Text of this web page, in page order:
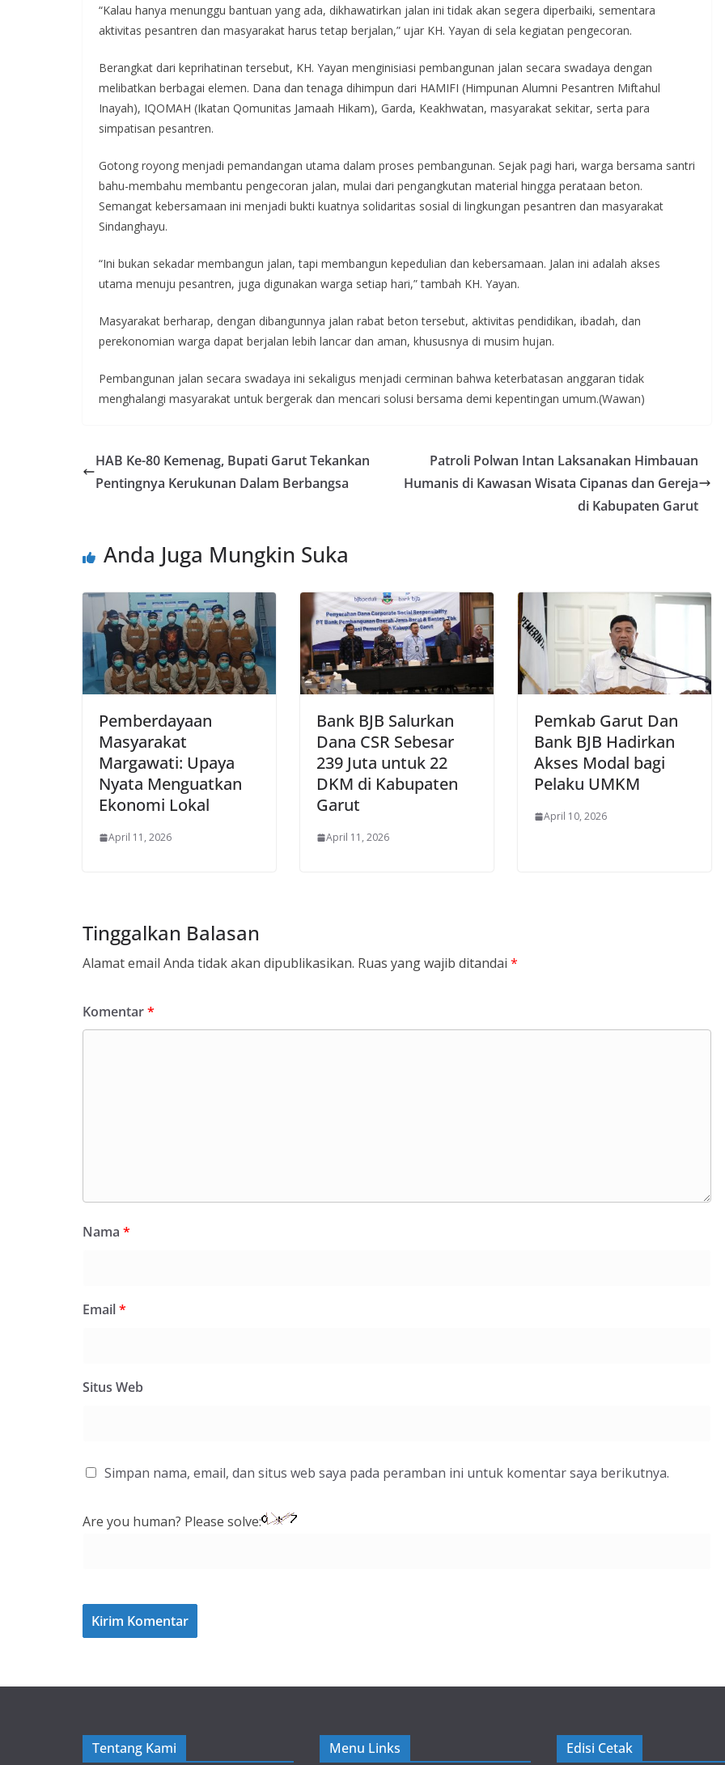
“Kalau hanya menunggu bantuan yang ada, dikhawatirkan jalan ini tidak akan segera diperbaiki, sementara
aktivitas pesantren dan masyarakat harus tetap berjalan,” ujar KH. Yayan di sela kegiatan pengecoran.
Berangkat dari keprihatinan tersebut, KH. Yayan menginisiasi pembangunan jalan secara swadaya dengan
melibatkan berbagai elemen. Dana dan tenaga dihimpun dari HAMIFI (Himpunan Alumni Pesantren Miftahul
Inayah), IQOMAH (Ikatan Qomunitas Jamaah Hikam), Garda, Keakhwatan, masyarakat sekitar, serta para
simpatisan pesantren.
Gotong royong menjadi pemandangan utama dalam proses pembangunan. Sejak pagi hari, warga bersama santri
bahu-membahu membantu pengecoran jalan, mulai dari pengangkutan material hingga perataan beton.
Semangat kebersamaan ini menjadi bukti kuatnya solidaritas sosial di lingkungan pesantren dan masyarakat
Sindanghayu.
“Ini bukan sekadar membangun jalan, tapi membangun kepedulian dan kebersamaan. Jalan ini adalah akses
utama menuju pesantren, juga digunakan warga setiap hari,” tambah KH. Yayan.
Masyarakat berharap, dengan dibangunnya jalan rabat beton tersebut, aktivitas pendidikan, ibadah, dan
perekonomian warga dapat berjalan lebih lancar dan aman, khususnya di musim hujan.
Pembangunan jalan secara swadaya ini sekaligus menjadi cerminan bahwa keterbatasan anggaran tidak
menghalangi masyarakat untuk bergerak dan mencari solusi bersama demi kepentingan umum.(Wawan)
HAB Ke-80 Kemenag, Bupati Garut Tekankan
Pentingnya Kerukunan Dalam Berbangsa
Patroli Polwan Intan Laksanakan Himbauan
Humanis di Kawasan Wisata Cipanas dan Gereja
di Kabupaten Garut
Anda Juga Mungkin Suka
Pemberdayaan
Masyarakat
Margawati: Upaya
Nyata Menguatkan
Ekonomi Lokal
April 11, 2026
Bank BJB Salurkan
Dana CSR Sebesar
239 Juta untuk 22
DKM di Kabupaten
Garut
April 11, 2026
Pemkab Garut Dan
Bank BJB Hadirkan
Akses Modal bagi
Pelaku UMKM
April 10, 2026
Tinggalkan Balasan
Alamat email Anda tidak akan dipublikasikan. Ruas yang wajib ditandai *
Komentar*
Nama *
Email*
Situs Web
Simpan nama, email, dan situs web saya pada peramban ini untuk komentar saya berikutnya.
Are you human? Please solve:
Tentang Kami Menu Links Edisi Cetak